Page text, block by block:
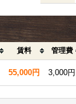
賃料 管理費
55,000円 3,000円